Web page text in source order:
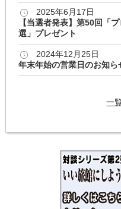
2025年6月17日
【当選者発表】第50回「
選」プレゼント
2024年12月25日
年末年始の営業日のお知ら
一